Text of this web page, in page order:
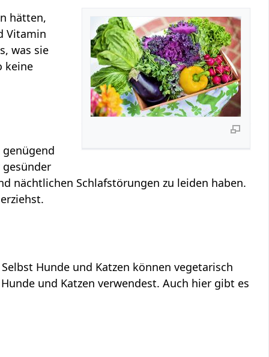
hätten,
Vitamin
was sie
keine
gesünder
nächtlichen Schlafstörungen zu leiden haben.
Hunde und Katzen können vegetarisch
und Katzen verwendest. Auch hier gibt es